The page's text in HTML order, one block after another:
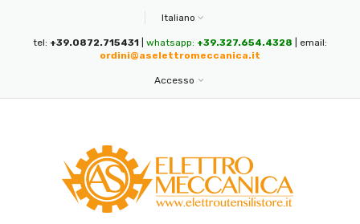
Italiano
tel: +39.0872.715431 whatsapp: +39.327.654.4328 | email:
ordini@aselettromeccanica.it
Accesso